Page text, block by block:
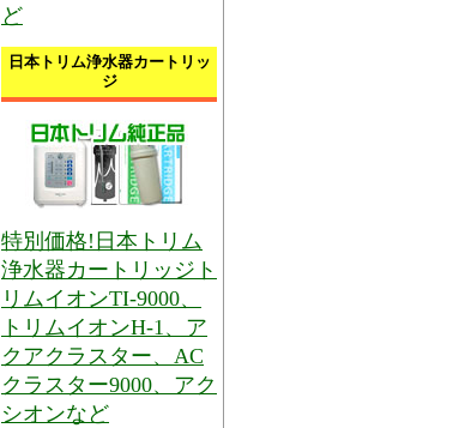
ど
日本トリム浄水器カートリッ
ジ
特別価格!日本トリム
浄水器カートリッジト
リムイオンTI-9000、
トリムイオンH-1、ア
クアクラスター、AC
クラスター9000、アク
シオンなど